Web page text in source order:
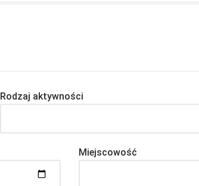
Rodzaj aktywności
Miejscowość